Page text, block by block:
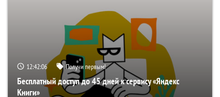
12:42:05 Получи первым!
Бесплатный доступ до 45 дней к сервису «Яндекс
Книги»